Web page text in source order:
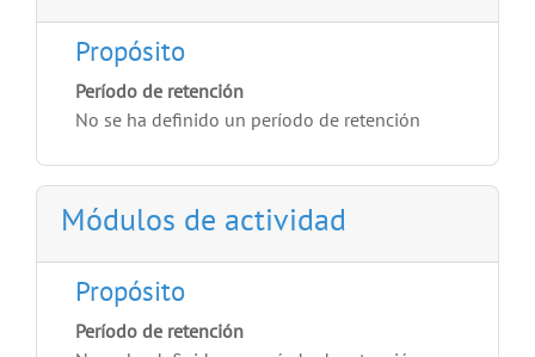
Propósito
Período de retención
No se ha definido un período de retención
Módulos de actividad
Propósito
Período de retención